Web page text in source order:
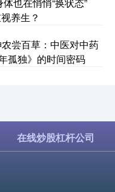
养生？
尝百草：中医对中药
孤独》的时间密码
在线炒股杠杆公司